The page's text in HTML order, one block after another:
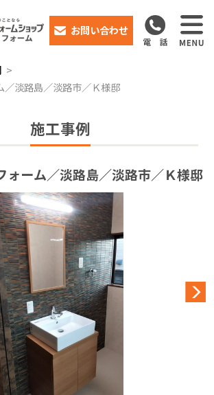
お問い合わせ
／淡路島／淡路市／Ｋ様邸
施工事例
ォーム／淡路島／淡路市／Ｋ様邸